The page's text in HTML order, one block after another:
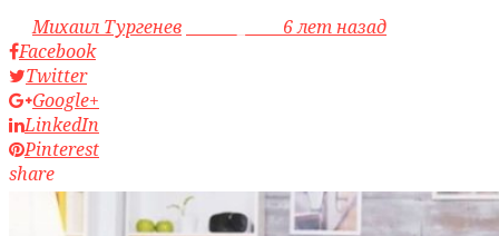
byМихаил Тургенев
6 лет назад
Facebook
Twitter
Google+
LinkedIn
Pinterest
share